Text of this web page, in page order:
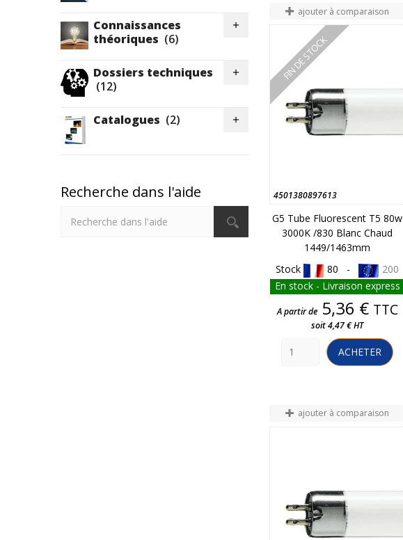
Connaissances
théoriques (6)

Dossiers techniques
(12)

Catalogues (2) 
Recherche dans l'aide
ajouter à comparaison
4501380897613
FIN DE STOCK
G5 Tube Fluorescent T5 80w
3000K /830 Blanc Chaud
1449/1463mm
Stock
80 -
200
En stock - Livraison express
Prix
A partir de 5,36 € TTC
soit 4,47 € HT
ACHETER
ajouter à comparaison